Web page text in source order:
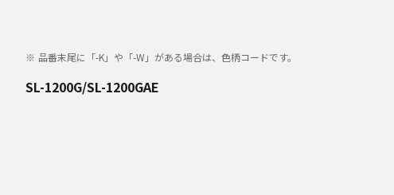
品番末尾に「-K」や「-W」がある場合は、色柄コードです。
SL-1200G/SL-1200GAE